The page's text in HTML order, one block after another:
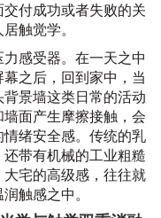
付成功或者失败的关
触觉学。
感受器。在一天之中
之后，回到家中，当
景墙这类日常的活动
面产生摩擦接触，会
绪安全感。传统的乳
带有机械的工业粗糙
宅的高级感，往往就
触感之中。